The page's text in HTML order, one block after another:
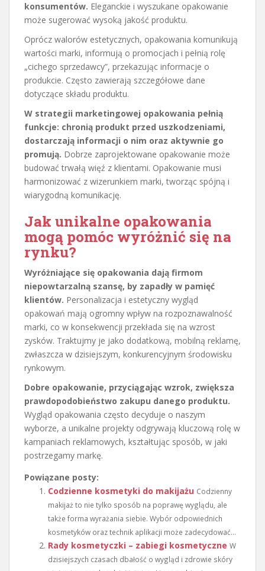
konsumentów. Eleganckie i wyszukane opakowanie
może sugerować wysoką jakość produktu.
Oprócz walorów estetycznych, opakowania komunikują
wartości marki, informują o promocjach i pełnią rolę
„cichego sprzedawcy”, przekazując informacje o
produkcie. Często zawierają szczegółowe dane
dotyczące składu produktu.
W strategii marketingowej opakowania pełnią
funkcje: chronią produkt przed uszkodzeniami,
dostarczają informacji o nim oraz aktywnie go
promują. Dobrze zaprojektowane opakowanie może
budować trwałą więź z klientami. Opakowanie musi
harmonizować z wizerunkiem marki, tworząc spójną i
wiarygodną komunikację.
Jak unikalne opakowania
mogą pomóc wyróżnić się na
rynku?
Wyróżniające się opakowania dają firmom
niepowtarzalną szansę, by zapadły w pamięć
klientów. Personalizacja i estetyczny wygląd
opakowań mają ogromny wpływ na rozpoznawalność
marki, co w konsekwencji przekłada się na wzrost
zysków. Traktujmy je jako dodatkową, mobilną reklamę,
zwłaszcza w dzisiejszym, konkurencyjnym środowisku
rynkowym.
Dobre opakowanie, przyciągając wzrok, zwiększa
prawdopodobieństwo zakupu danego produktu.
Wygląd opakowania często decyduje o naszym
wyborze, a unikalne projekty odgrywają kluczową rolę w
kampaniach reklamowych, kształtując sposób, w jaki
postrzegamy markę.
Powiązane posty:
Codzienne kosmetyki do makijażu Codzienny
makijaż to nie tylko sposób na poprawę wyglądu, ale
także forma wyrażania siebie. Wybór odpowiednich
kosmetyków oraz technik aplikacji może zadecydować...
Rady kosmetyczki – zabiegi kosmetyczne W
dzisiejszych czasach dbałość o wygląd i zdrowie skóry